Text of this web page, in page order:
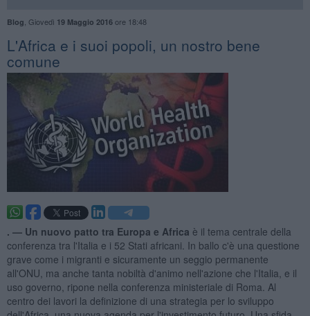
Blog Giovedì 19 Maggio 2016ore 18:48
L'Africa e i suoi popoli, un nostro bene
comune
. — Un nuovo patto tra Europa e Africa è il tema centrale della
conferenza tra l'Italia e i 52 Stati africani. In ballo c'è una questione
grave come i migranti e sicuramente un seggio permanente
all'ONU, ma anche tanta nobiltà d'animo nell'azione che l'Italia, e il
uso governo, ripone nella conferenza ministeriale di Roma. Al
centro dei lavori la definizione di una strategia per lo sviluppo